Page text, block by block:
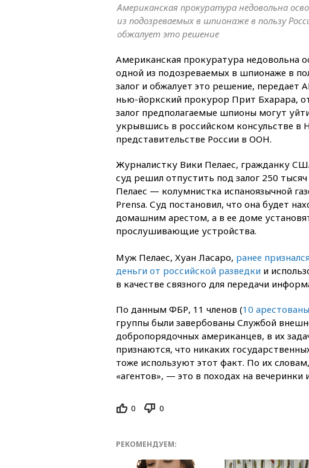
Американская прокуратура недовольна
из подозреваемых в шпионаже в пользу
обжалует это решение
Американская прокуратура недовольна
одной из подозреваемых в шпионаже в
залог и обжалует это решение, передает
нью-йоркский прокурор Прит Бхарара,
залог предполагаемые шпионы могут
укрывшись в российском консульстве в
представительстве России в ООН.
Журналистку Вики Пелаес, гражданку
суд решил отпустить под залог 250
Пелаес — колумнистка испаноязычной
Prensa. Суд постановил, что она будет
домашним арестом, а в ее доме
прослушивающие устройства.
Муж Пелаес, Хуан Ласаро, ранее
деньги от российской разведки и
в качестве связного для передачи
По данным ФБР, 11 членов (10 арестованы
группы были завербованы Службой
добропорядочных американцев, в их
признаются, что никаких
тоже используют этот факт. По их
«агентов», — это в походах на вечеринки
0 0
РЕКОМЕНДУЕМ: